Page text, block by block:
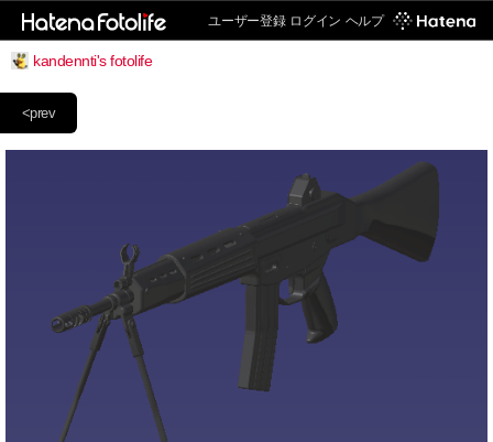
ユーザー登録 ログイン ヘルプ
kandennti's fotolife
<prev